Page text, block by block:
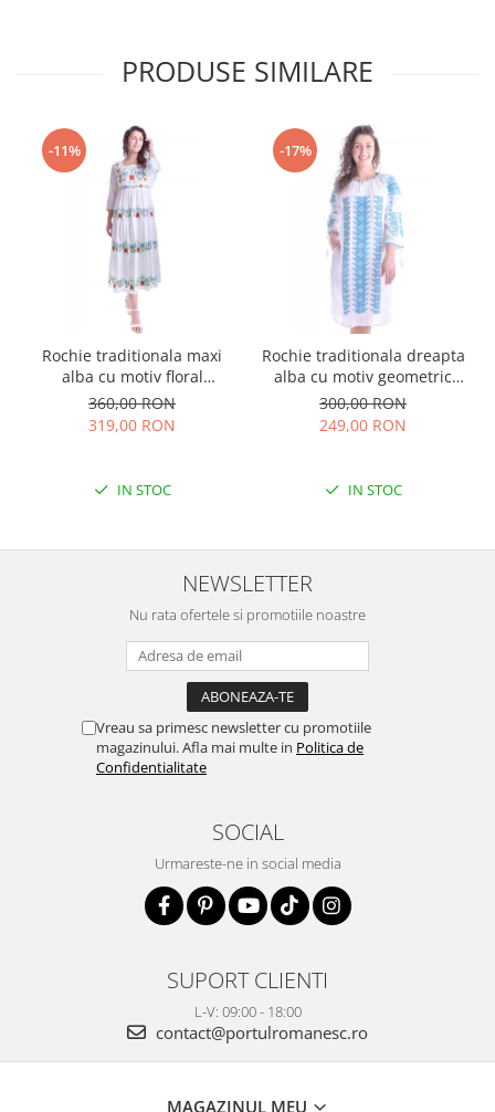
PRODUSE SIMILARE
-11%
Rochie traditionala maxi
alba cu motiv floral
multicolor Sanziana
360,00 RON
319,00 RON
IN STOC
-17%
Rochie traditionala dreapta
alba cu motiv geometric
albastru Tania
300,00 RON
249,00 RON
IN STOC
NEWSLETTER
Nu rata ofertele si promotiile noastre
Vreau sa primesc newsletter cu promotiile
magazinului. Afla mai multe in Politica de
Confidentialitate
SOCIAL
Urmareste-ne in social media
SUPORT CLIENTI
L-V: 09:00 - 18:00
contact@portulromanesc.ro
MAGAZINUL MEU